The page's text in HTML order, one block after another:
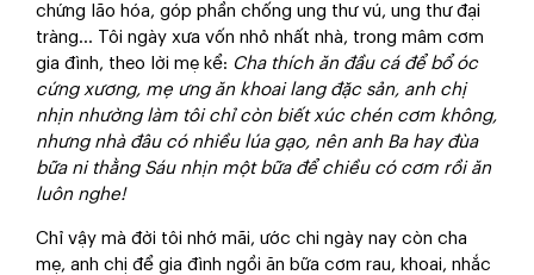
chứng lão hóa, góp phần chống ung thư vú, ung thư đại
tràng... Tôi ngày xưa vốn nhỏ nhất nhà, trong mâm cơm
gia đình, theo lời mẹ kể: Cha thích ăn đầu cá để bổ óc
cứng xương, mẹ ưng ăn khoai lang đặc sản, anh chị
nhịn nhường làm tôi chỉ còn biết xúc chén cơm không,
nhưng nhà đâu có nhiều lúa gạo, nên anh Ba hay đùa
bữa ni thằngSáu nhịn một bữa để chiều có cơm rồi ăn
luôn nghe!
Chỉ vậy mà đời tôi nhớ mãi, ước chi ngày nay còn cha
mẹ, anh chị để gia đình ngồi ăn bữa cơm rau, khoai, nhắc